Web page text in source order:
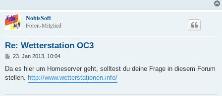
NobisSoft
Foren-Mitglied
Re: Wetterstation OC3
B
i
r
23. Jan 2013, 10:04
Da es hier um Homeserver geht, solltest du deine Frage in diesem Forum
stellen. http://www.wetterstationen.info/